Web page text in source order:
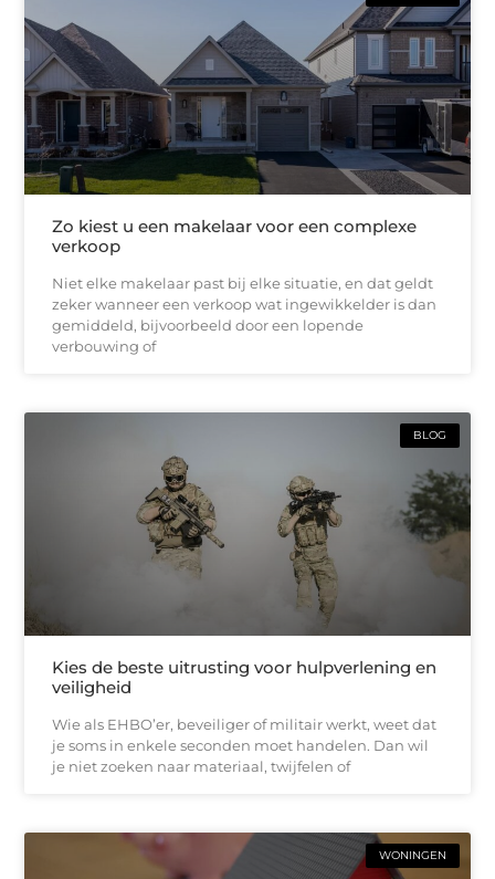
Zo kiest u een makelaar voor een complexe
verkoop
Niet elke makelaar past bij elke situatie, en dat geldt
zeker wanneer een verkoop wat ingewikkelder is dan
gemiddeld, bijvoorbeeld door een lopende
verbouwing of
BLOG
Kies de beste uitrusting voor hulpverlening en
veiligheid
Wie als EHBO’er, beveiliger of militair werkt, weet dat
je soms in enkele seconden moet handelen. Dan wil
je niet zoeken naar materiaal, twijfelen of
WONINGEN